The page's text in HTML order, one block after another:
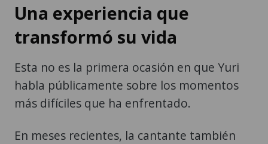
Una experiencia que
transformó su vida
Esta no es la primera ocasión en que Yuri
habla públicamente sobre los momentos
más difíciles que ha enfrentado.
En meses recientes, la cantante también